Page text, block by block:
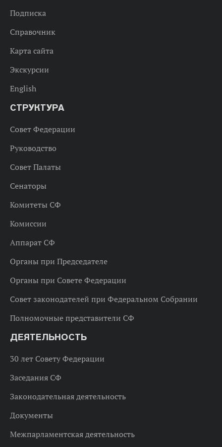
Подписка
Справочник
Карта сайта
Экскурсии
English
СТРУКТУРА
Совет Федерации
Руководство
Совет Палаты
Сенаторы
Комитеты СФ
Комиссии
Аппарат СФ
Органы при Председателе
Органы при Совете Федерации
Совет законодателей при Федеральном Собрании
Полномочные представители СФ
ДЕЯТЕЛЬНОСТЬ
30 лет Совету Федерации
Заседания СФ
Законодательная деятельность
Документы
Межпарламентская деятельность